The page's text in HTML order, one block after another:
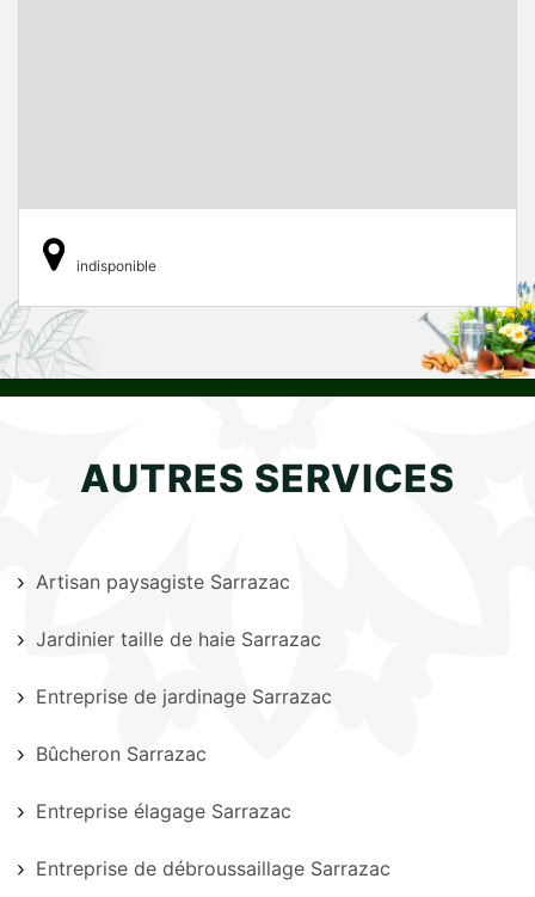
indisponible
AUTRES SERVICES
Artisan paysagiste Sarrazac
Jardinier taille de haie Sarrazac
Entreprise de jardinage Sarrazac
Bûcheron Sarrazac
Entreprise élagage Sarrazac
Entreprise de débroussaillage Sarrazac